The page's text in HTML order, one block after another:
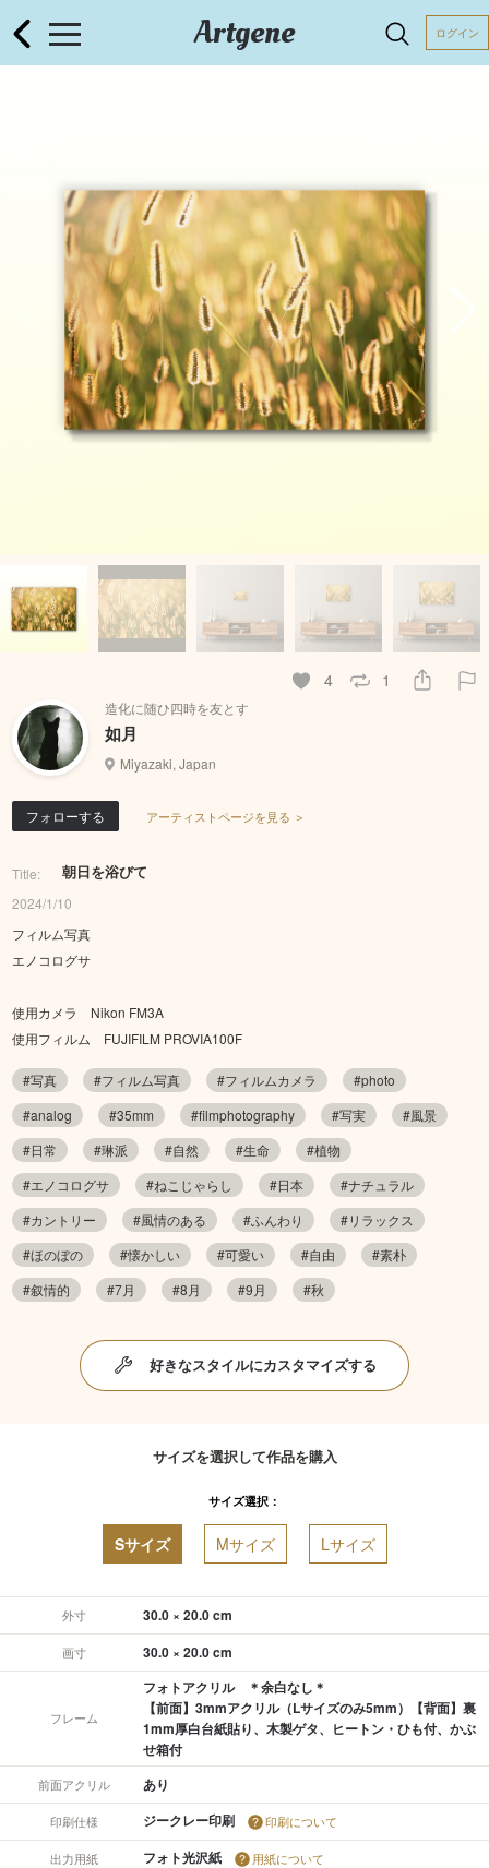
Artgene ログイン
4 1
造化に随ひ四時を友とす
如月
Miyazaki, Japan
フォローする アーティストページを見る ＞
Title: 朝日を浴びて
2024/1/10
フィルム写真
エノコログサ
使用カメラ Nikon FM3A
使用フィルム FUJIFILM PROVIA100F
#写真 #フィルム写真 #フィルムカメラ
#photo
#analog
#35mm #filmphotography #写実
#風景
#日常
#琳派 #自然 #生命
#植物
#エノコログサ
#ねこじゃらし #日本
#ナチュラル
#カントリー
#風情のある #ふんわり
#リラックス
#ほのぼの
#懐かしい #可愛い #自由
#素朴
#叙情的
#7月 #8月 #9月 #秋
好きなスタイルにカスタマイズする
サイズを選択して作品を購入
サイズ選択：
Sサイズ Mサイズ Lサイズ
外寸 30.0 × 20.0 cm
画寸 30.0 × 20.0 cm
フレーム
フォトアクリル ＊余白なし＊
【前面】3mmアクリル（Lサイズのみ5mm）【背面】裏
1mm厚白台紙貼り、木製ゲタ、ヒートン・ひも付、かぶ
せ箱付
前面アクリル あり
印刷仕様 ジークレー印刷 印刷について
出力用紙 フォト光沢紙 用紙について